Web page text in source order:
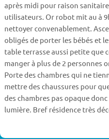
après midi pour raison
utilisateurs. Or robot mit au à
nettoyer convenablement.
obligés de porter les bébés et
table terrasse aussi petite que
manger à plus de 2 personnes
Porte des chambres qui ne
mettre des chaussures pour
des chambres pas opaque
lumière. Bref résidence très